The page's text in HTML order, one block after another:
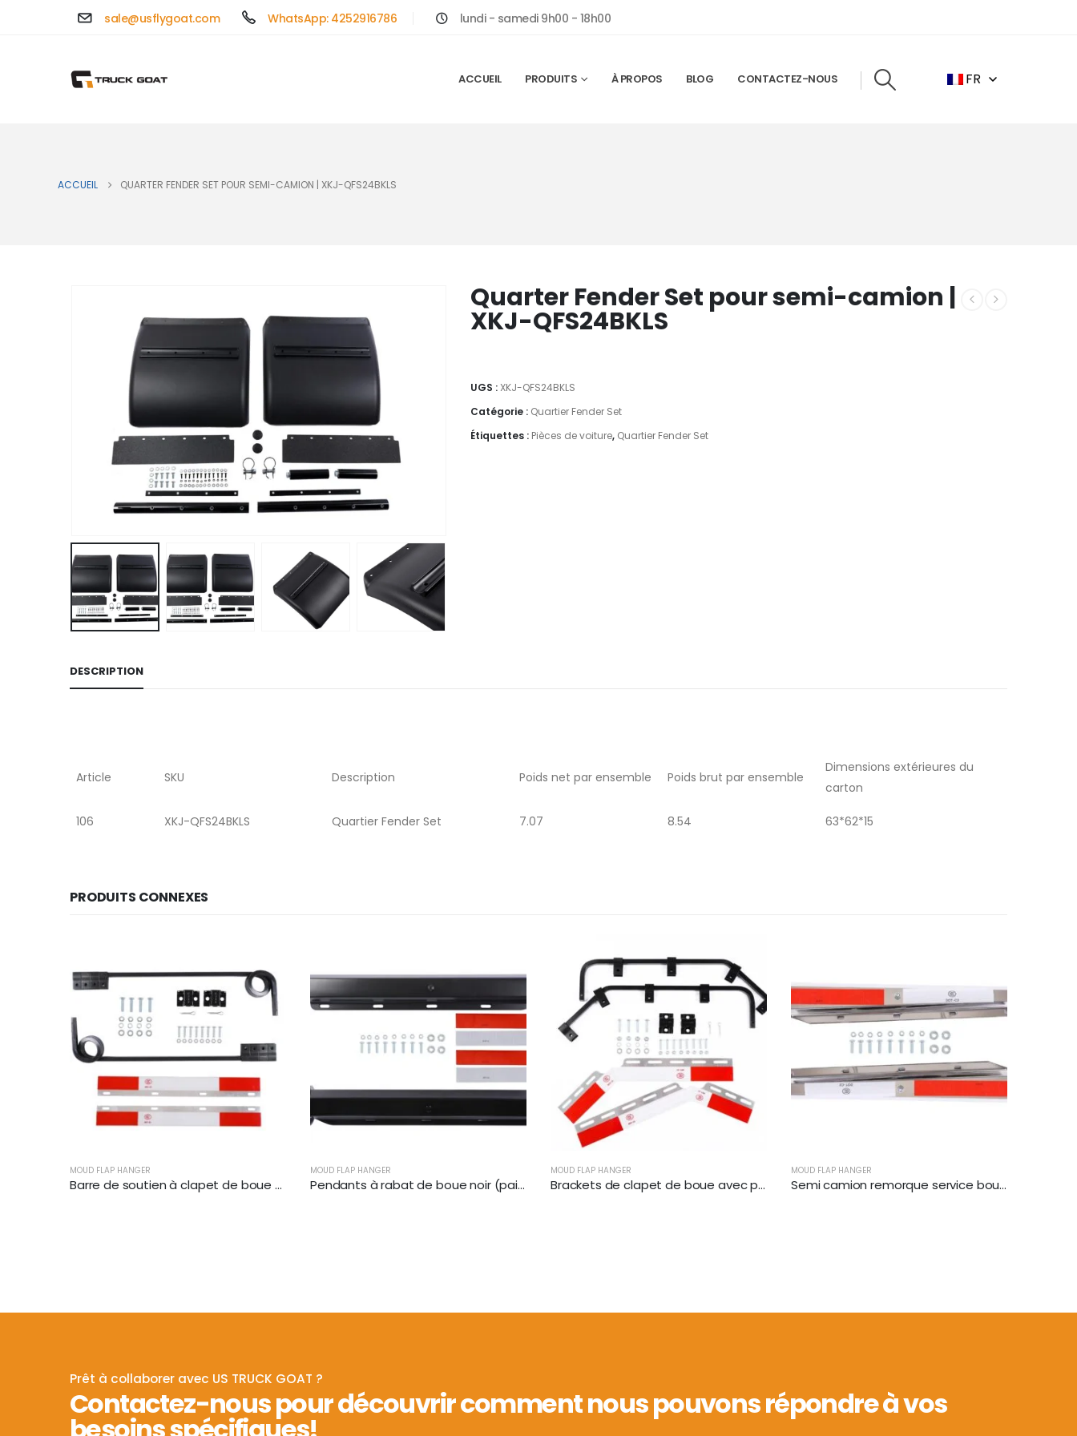
sale@usflygoat.com WhatsApp: 4252916786 lundi - samedi 9h00 - 18h00
ACCUEIL PRODUITS À PROPOS BLOG CONTACTEZ-NOUS FR
ACCUEIL QUARTER FENDER SET POUR SEMI-CAMION | XKJ-QFS24BKLS
Quarter Fender Set pour semi-camion |
XKJ-QFS24BKLS
UGS :XKJ-QFS24BKLS
Catégorie : Quartier Fender Set
Étiquettes : Pièces de voiture, Quartier Fender Set
DESCRIPTION
Article SKU Description Poids net par ensemble Poids brut par ensemble
Dimensions extérieures du
carton
106 XKJ-QFS24BKLS Quartier Fender Set 7.07 8.54 63*62*15
PRODUITS CONNEXES
MOUD FLAP HANGER
Barre de soutien à clapet de boue à angle pour semi-remorques | XKJ-MFH-S2C
MOUD FLAP HANGER
Pendants à rabat de boue noir (paire) | XKJ-MFH-02-1/8
MOUD FLAP HANGER
Brackets de clapet de boue avec plaques réflectrices | XKJ-MFH-QBK
MOUD FLAP HANGER
Semi camion remorque service boue rabats | XKJ-MFH-03-SS-1/2
Prêt à collaborer avec US TRUCK GOAT ?
Contactez-nous pour découvrir comment nous pouvons répondre à vos